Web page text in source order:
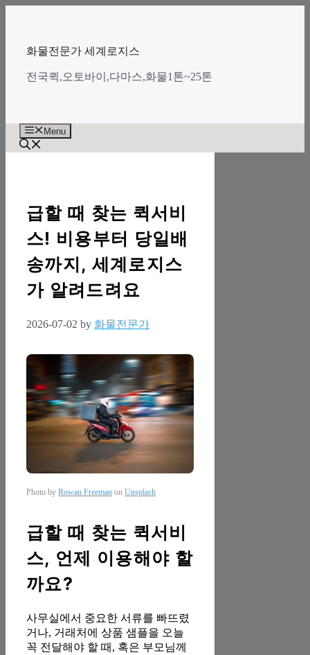
화물전문가 세계로지스
전국퀵,오토바이,다마스,화물1톤~25톤
Menu
급할 때 찾는 퀵서비
스! 비용부터 당일배
송까지, 세계로지스
가 알려드려요
2026-07-02 by 화물전문가
Photo by Rowan Freeman on Unsplash
급할 때 찾는 퀵서비
스, 언제 이용해야 할
까요?
사무실에서 중요한 서류를 빠뜨렸
거나, 거래처에 상품 샘플을 오늘
꼭 전달해야 할 때, 혹은 부모님께